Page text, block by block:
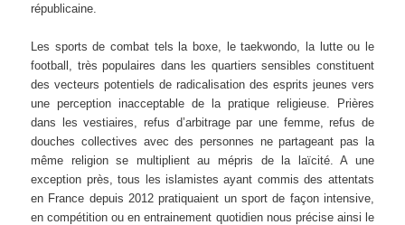
républicaine.
Les sports de combat tels la boxe, le taekwondo, la lutte ou le
football, très populaires dans les quartiers sensibles constituent
des vecteurs potentiels de radicalisation des esprits jeunes vers
une perception inacceptable de la pratique religieuse. Prières
dans les vestiaires, refus d’arbitrage par une femme, refus de
douches collectives avec des personnes ne partageant pas la
même religion se multiplient au mépris de la laïcité. A une
exception près, tous les islamistes ayant commis des attentats
en France depuis 2012 pratiquaient un sport de façon intensive,
en compétition ou en entrainement quotidien nous précise ainsi le